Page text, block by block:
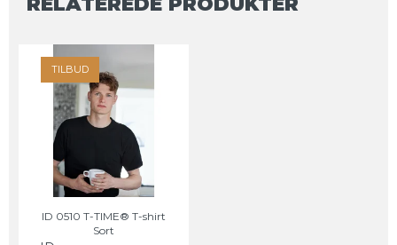
TILBUD
ID 0510 T-TIME® T-shirt
Sort